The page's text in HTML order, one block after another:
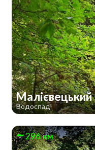
Малієвецький
Водоспад
296 км